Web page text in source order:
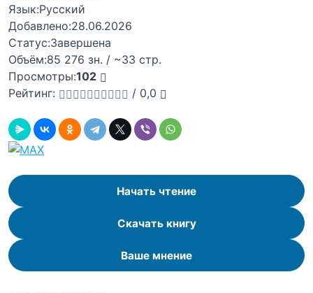
Язык:Русский
Добавлено:28.06.2026
Статус:Завершена
Объём:85 276 зн. / ~33 стр.
Просмотры:102
Рейтинг:
/ 0,0
Начать чтение
Скачать книгу
Ваше мнение